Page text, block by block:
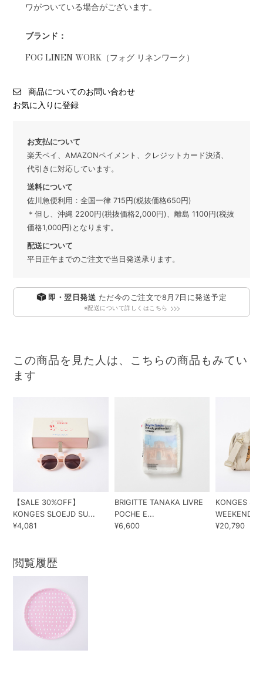
ワがついている場合がございます。
ブランド：
FOG LINEN WORK（フォグ リネンワーク）
商品についてのお問い合わせ
お気に入りに登録
お支払について
楽天ペイ、AMAZONペイメント、クレジットカード決済、
代引きに対応しています。
送料について
佐川急便利用：全国一律 715円(税抜価格650円)
＊但し、沖縄 2200円(税抜価格2,000円)、離島 1100円(税抜
価格1,000円)となります。
配送について
平日正午までのご注文で当日発送承ります。
即・翌日発送 ただ今のご注文で8月7日 に発送予定
※配送について詳しくはこちら
この商品を見た人は、こちらの商品もみてい
ます
【SALE 30%OFF】
KONGES SLOEJD SU...
¥4,081
BRIGITTE TANAKA LIVRE
POCHE E...
¥6,600
KONGES
WEEKEND
¥20,790
閲覧履歴